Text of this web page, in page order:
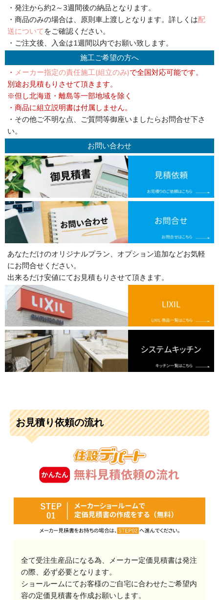
・発注から約2～3週間後の納品となります。
・商品のみの場合は、原則車上渡しとなります。詳しくは配
送について をご確認ください。
・ご注文後、入金は1週間以内でお願い致します。
施工ご希望の方へ
・ メーカー指定の責任施工(組立のみ)で全国対応可能です。
別途お見積もりさせて頂きます。
※但し北海道・離島等一部地域を除く
・商品に組立説明書は付属しません。
・その他ご不明な点、ご質問等御座いましたらお問合せ下さ
い。
お問い合わせ
あなただけのオリジナルプラン、オプション追加などお気軽
にお問合せください。
出来るだけ安値にてお見積もりさせて頂きます。
お見積り依頼の流れ
全て受注生産品になる為、メーカー定価見積書は発注
の際、必ず必要となります。
ショールームにてお客様のご自宅に合わせたご希望内
容の定価見積書を作成お願いします。